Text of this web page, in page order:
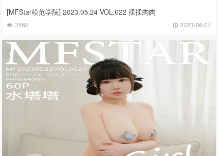
[MFStar模范学院] 2023.05.24 VOL.622 揉揉肉肉
2566 2023-06-04